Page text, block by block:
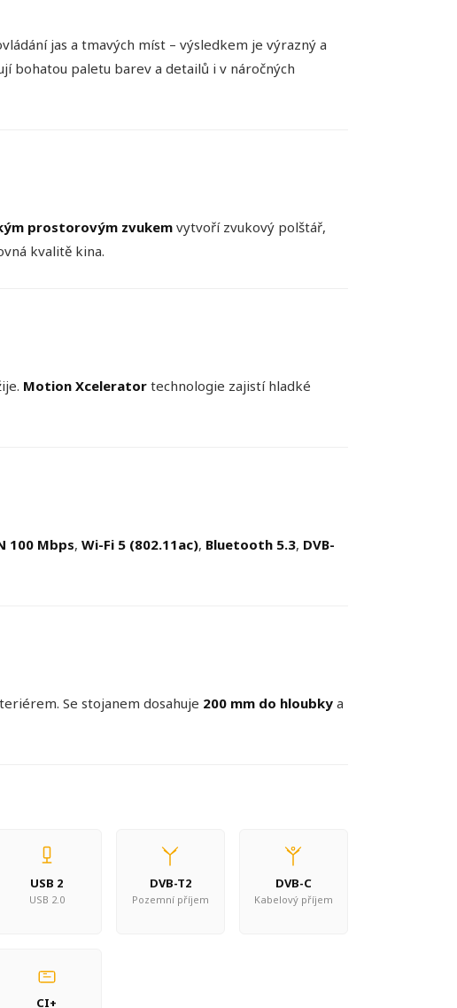
jas a tmavých míst – výsledkem je výrazný a
bohatou paletu barev a detailů i v náročných
prostorovým zvukem vytvoří zvukový polštář,
kvalitě kina.
Motion Xcelerator technologie zajistí hladké
100 Mbps, Wi-Fi 5 (802.11ac), Bluetooth 5.3, DVB-
Se stojanem dosahuje 200 mm do hloubky a
USB 2
USB 2.0
DVB-T2
Pozemní příjem
DVB-C
Kabelový příjem
CI+